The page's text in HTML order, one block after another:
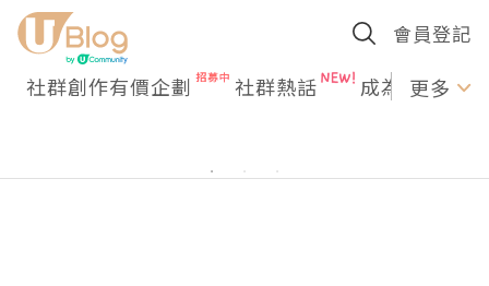
會員登記
社群創作有價企劃 社群熱話 成為U更多